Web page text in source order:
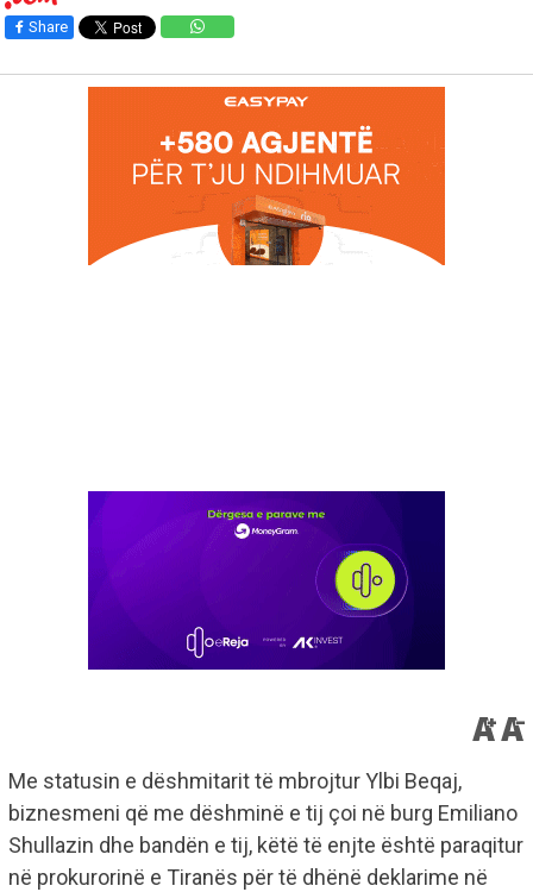
Share
Me statusin e dëshmitarit të mbrojtur Ylbi Beqaj,
biznesmeni që me dëshminë e tij çoi në burg Emiliano
Shullazin dhe bandën e tij, këtë të enjte është paraqitur
në prokurorinë e Tiranës për të dhënë deklarime në